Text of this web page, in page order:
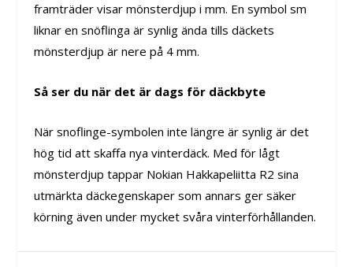
framträder visar mönsterdjup i mm. En symbol sm
liknar en snöflinga är synlig ända tills däckets
mönsterdjup är nere på 4 mm.
Så ser du när det är dags för däckbyte
När snoflinge-symbolen inte längre är synlig är det
hög tid att skaffa nya vinterdäck. Med för lågt
mönsterdjup tappar Nokian Hakkapeliitta R2 sina
utmärkta däckegenskaper som annars ger säker
körning även under mycket svåra vinterförhållanden.